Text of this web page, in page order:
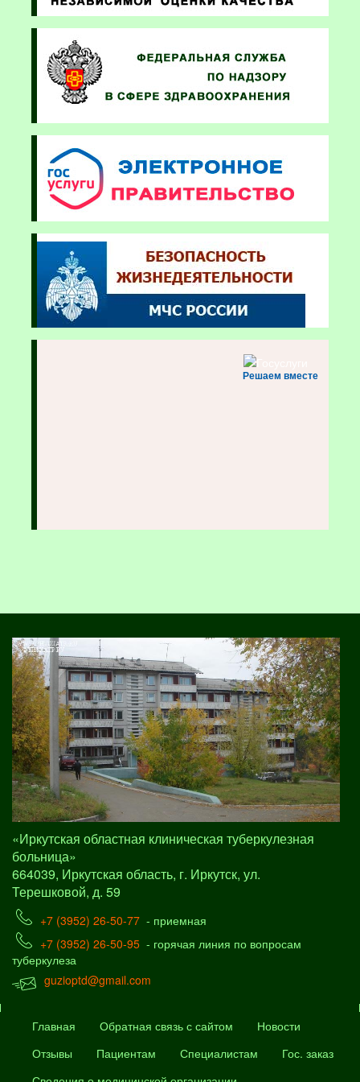
Решаем вместе
«Иркутская областная клиническая туберкулезная
больница»
664039, Иркутская область, г. Иркутск, ул.
Терешковой, д. 59
+7 (3952) 26-50-77 - приемная
+7 (3952) 26-50-95 - горячая линия по вопросам
туберкулеза
guzioptd@gmail.com
Главная Обратная связь с сайтом
Новости
Отзывы
Пациентам Специалистам
Гос. заказ